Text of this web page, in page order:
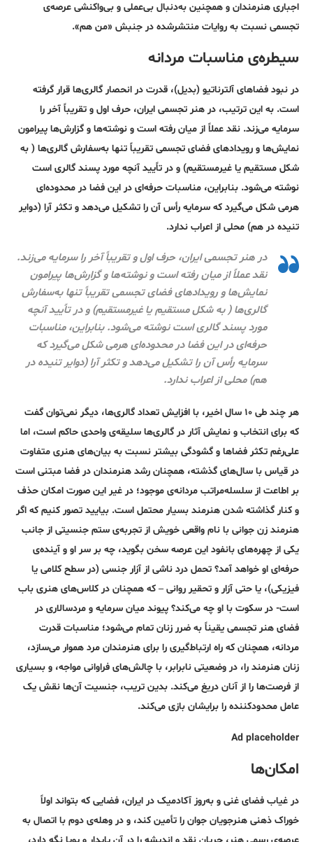
اجباری هنرمندان و همچنین به‌دنبال بی‌عملی و بی‌واکنشی عرصه‌ی
تجسمی نسبت به روایات منتشرشده در جنبش «من هم».
سیطره‌ی مناسبات مردانه
در نبود فضاهای آلترناتیو (بدیل)، قدرت در انحصار گالری‌ها قرار گرفته
است. به این ترتیب، در هنر تجسمی ایران، حرف اول و تقریباً آخر را
سرمایه می‌زند. نقد عملاً از میان رفته است و نوشته‌ها و گزارش‌ها پیرامون
نمایش‌ها و رویدادهای فضای تجسمی تقریباً تنها به‌سفارش گالری‌ها ( به
شکل مستقیم یا غیرمستقیم) و در تاًیید آنچه مورد پسند گالری است
نوشته می‌شود. بنابراین، مناسبات حرفه‌ای در این فضا در محدوده‌ای
هرمی شکل می‌گیرد که سرمایه رأس آن را تشکیل می‌دهد و تکثر آرا (دوایر
تنیده در هم) محلی از اعراب ندارد.
در هنر تجسمی ایران، حرف اول و تقریباً آخر را سرمایه می‌زند.
نقد عملاً از میان رفته است و نوشته‌ها و گزارش‌ها پیرامون
نمایش‌ها و رویدادهای فضای تجسمی تقریباً تنها به‌سفارش
گالری‌ها ( به شکل مستقیم یا غیرمستقیم) و در تاًیید آنچه
مورد پسند گالری است نوشته می‌شود. بنابراین، مناسبات
حرفه‌ای در این فضا در محدوده‌ای هرمی شکل می‌گیرد که
سرمایه رأس آن را تشکیل می‌دهد و تکثر آرا (دوایر تنیده در
هم) محلی از اعراب ندارد.
هر چند طی ۱۰ سال‌ اخیر، با افزایش تعداد گالری‌ها، دیگر نمی‌توان گفت
که برای انتخاب و نمایش آثار در گالری‌ها سلیقه‌ی واحدی حاکم است، اما
علی‌رغم تکثر فضاها و گشودگی بیشتر نسبت به بیان‌های هنری متفاوت
در قیاس با سال‌های گذشته، همچنان رشد هنرمندان در فضا مبتنی است
بر اطاعت از سلسله‌مراتب مردانه‌ی موجود؛ در غیر این صورت امکان حذف
و کنار گذاشته شدن هنرمند بسیار محتمل است. بیایید تصور کنیم که اگر
هنرمند زن جوانی با نام واقعی خویش از تجربه‌ی ستم جنسیتی از جانب
یکی از چهره‌های بانفود این عرصه سخن بگوید، چه بر سر او و آینده‌ی
حرفه‌ای او خواهد آمد؟ تحمل درد ناشی از آزار جنسی (در سطح کلامی یا
فیزیکی)، یا حتی آزار و تحقیر روانی – که همچنان در کلاس‌های هنری باب
است- در سکوت با او چه می‌کند؟ پیوند میان سرمایه و مردسالاری در
فضای هنر تجسمی یقیناً به ضرر زنان تمام می‌شود؛ مناسبات قدرت
مردانه، همچنان که راه ارتباط‌گیری را برای هنرمندان مرد هموار می‌سازد،
زنان هنرمند را، در وضعیتی نابرابر، با چالش‌های فراوانی مواجه، و بسیاری
از فرصت‌ها را از آنان دریغ می‌کند. بدین تریب، جنسیت آن‌ها نقش یک
عامل محدودکننده را برایشان بازی می‌کند.
Ad placeholder
امکان‌ها
در غیاب فضای غنی و به‌روز آکادمیک در ایران، فضایی که بتواند اولاً
خوراک ذهنی هنرجویان جوان را تأمین کند، و در وهله‌ی دوم با اتصال به